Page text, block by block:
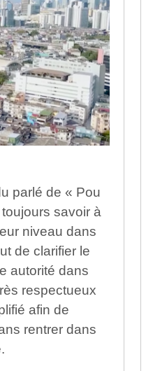
parlé de « Pou
savoir à
niveau dans
de clarifier le
autorité dans
respectueux
afin de
rentrer dans